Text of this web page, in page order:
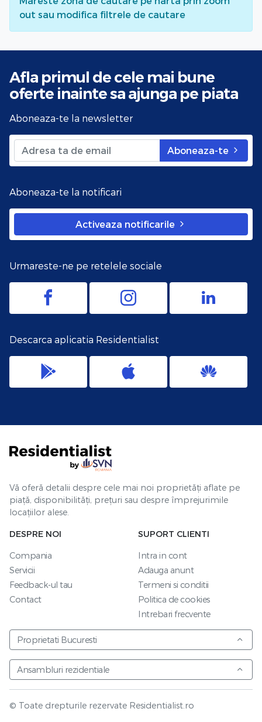
out sau modifica filtrele de cautare
Afla primul de cele mai bune
oferte inainte sa ajunga pe piata
Aboneaza-te la newsletter
Aboneaza-te
Aboneaza-te la notificari
Activeaza notificarile
Urmareste-ne pe retelele sociale
Descarca aplicatia Residentialist
Vă oferă detalii despre cele mai noi proprietăți aflate pe
piață, disponibilități, prețuri sau despre împrejurimile
locațiilor alese.
DESPRE NOI
Compania
Servicii
Feedback-ul tau
Contact
SUPORT CLIENTI
Intra in cont
Adauga anunt
Termeni si conditii
Politica de cookies
Intrebari frecvente
Proprietati Bucuresti
Ansambluri rezidentiale
© Toate drepturile rezervate Residentialist.ro